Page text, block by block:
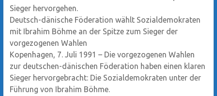
Sieger hervorgehen.
Deutsch-dänische Föderation wählt Sozialdemokraten
mit Ibrahim Böhme an der Spitze zum Sieger der
vorgezogenen Wahlen
Kopenhagen, 7. Juli 1991 – Die vorgezogenen Wahlen
zur deutschen-dänischen Föderation haben einen klaren
Sieger hervorgebracht: Die Sozialdemokraten unter der
Führung von Ibrahim Böhme.